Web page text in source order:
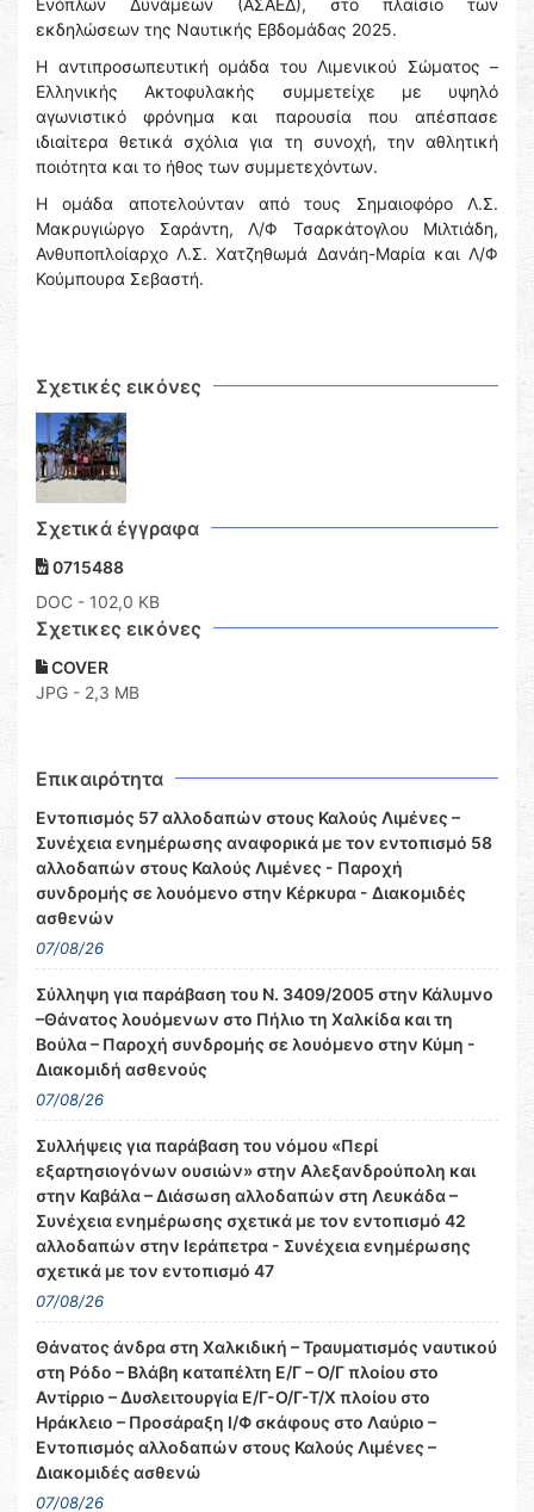
Ενόπλων Δυνάμεων (ΑΣΑΕΔ), στο πλαίσιο των
εκδηλώσεων της Ναυτικής Εβδομάδας 2025.
Η αντιπροσωπευτική ομάδα του Λιμενικού Σώματος –
Ελληνικής Ακτοφυλακής συμμετείχε με υψηλό
αγωνιστικό φρόνημα και παρουσία που απέσπασε
ιδιαίτερα θετικά σχόλια για τη συνοχή, την αθλητική
ποιότητα και το ήθος των συμμετεχόντων.
Η ομάδα αποτελούνταν από τους Σημαιοφόρο Λ.Σ.
Μακρυγιώργο Σαράντη, Λ/Φ Τσαρκάτογλου Μιλτιάδη,
Ανθυποπλοίαρχο Λ.Σ. Χατζηθωμά Δανάη-Μαρία και Λ/Φ
Κούμπουρα Σεβαστή.
Σχετικές εικόνες
Σχετικά έγγραφα
0715488
DOC - 102,0 KB
Σχετικες εικόνες
COVER
JPG - 2,3 MB
Επικαιρότητα
Εντοπισμός 57 αλλοδαπών στους Καλούς Λιμένες –
Συνέχεια ενημέρωσης αναφορικά με τον εντοπισμό 58
αλλοδαπών στους Καλούς Λιμένες - Παροχή
συνδρομής σε λουόμενο στην Κέρκυρα - Διακομιδές
ασθενών
07/08/26
Σύλληψη για παράβαση του Ν. 3409/2005 στην Κάλυμνο
–Θάνατος λουόμενων στο Πήλιο τη Χαλκίδα και τη
Βούλα – Παροχή συνδρομής σε λουόμενο στην Κύμη -
Διακομιδή ασθενούς
07/08/26
Συλλήψεις για παράβαση του νόμου «Περί
εξαρτησιογόνων ουσιών» στην Αλεξανδρούπολη και
στην Καβάλα – Διάσωση αλλοδαπών στη Λευκάδα –
Συνέχεια ενημέρωσης σχετικά με τον εντοπισμό 42
αλλοδαπών στην Ιεράπετρα - Συνέχεια ενημέρωσης
σχετικά με τον εντοπισμό 47
07/08/26
Θάνατος άνδρα στη Χαλκιδική – Τραυματισμός ναυτικού
στη Ρόδο – Βλάβη καταπέλτη Ε/Γ – Ο/Γ πλοίου στο
Αντίρριο – Δυσλειτουργία Ε/Γ-Ο/Γ-Τ/Χ πλοίου στο
Ηράκλειο – Προσάραξη Ι/Φ σκάφους στο Λαύριο –
Εντοπισμός αλλοδαπών στους Καλούς Λιμένες –
Διακομιδές ασθενώ
07/08/26